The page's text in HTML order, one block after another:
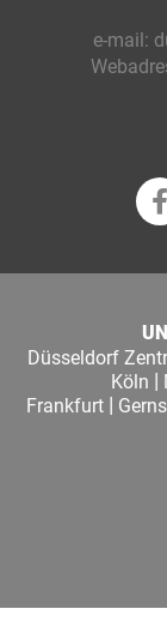
e-mail:
Düsseldorf
Köln |
Frankfurt |